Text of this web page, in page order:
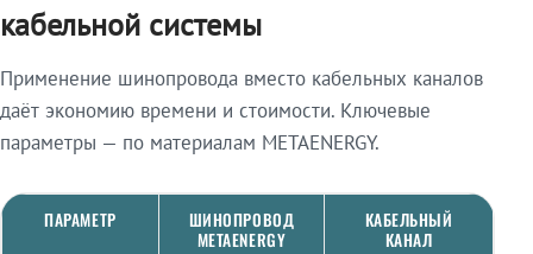
кабельной системы
Применение шинопровода вместо кабельных каналов
даёт экономию времени и стоимости. Ключевые
параметры — по материалам METAENERGY.
ПАРАМЕТР
ШИНОПРОВОД
METAENERGY
КАБЕЛЬНЫЙ
КАНАЛ